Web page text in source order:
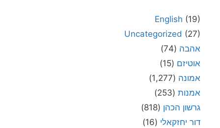
English (19)
Uncategorized (27)
אהבה (74)
אוטיזם (15)
אמונה (1,277)
אמנות (253)
גרשון הכהן (818)
דור יחזקאלי (16)